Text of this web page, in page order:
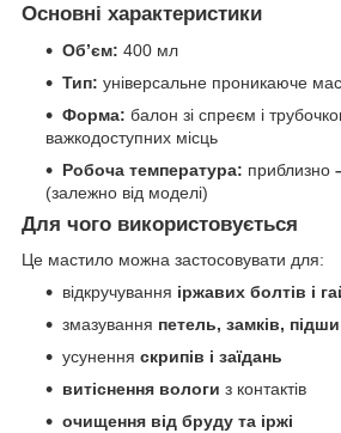
Основні характеристики
Об’єм: 400 мл
Тип: універсальне проникаюче
Форма: балон зі спреєм і
важкодоступних місць
Робоча температура: приблизно
(залежно від моделі)
Для чого використовується
Це мастило можна застосовувати для:
відкручування іржавих болтів і
змазування петель, замків,
усунення скрипів і заїдань
витіснення вологи з контактів
очищення від бруду та іржі